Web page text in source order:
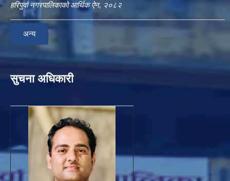
हरिपुर्वा नगरपालिकाको आर्थिक ऐन, २०८२
अन्य
सुचना अधिकारी